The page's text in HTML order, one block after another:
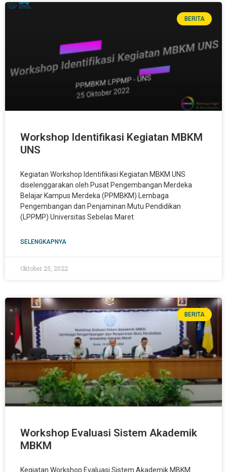
BERITA
Workshop Identifikasi Kegiatan MBKM
UNS
Kegiatan Workshop Identifikasi Kegiatan MBKM UNS
diselenggarakan oleh Pusat Pengembangan Merdeka
Belajar Kampus Merdeka (PPMBKM) Lembaga
Pengembangan dan Penjaminan Mutu Pendidikan
(LPPMP) Universitas Sebelas Maret
SELENGKAPNYA
Oktober 25, 2022
BERITA
Workshop Evaluasi Sistem Akademik
MBKM
Kegiatan Workshop Evaluasi Sistem Akademik MBKM